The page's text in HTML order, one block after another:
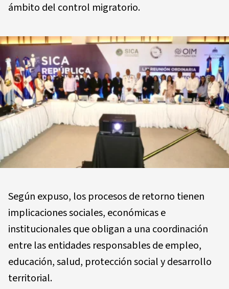
ámbito del control migratorio.
Según expuso, los procesos de retorno tienen
implicaciones sociales, económicas e
institucionales que obligan a una coordinación
entre las entidades responsables de empleo,
educación, salud, protección social y desarrollo
territorial.